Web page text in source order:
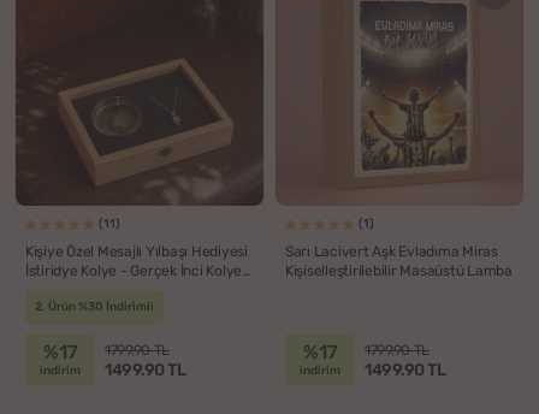
(11)
Kişiye Özel Mesajlı Yılbaşı Hediyesi
İstiridye Kolye - Gerçek İnci Kolye
2. Ürün %30 İndirimli
%17
indirim
1799.90 TL
1499.90 TL
(1)
Sarı Lacivert Aşk Evladıma Miras
Kişiselleştirilebilir Masaüstü Lamba
%17
indirim
1799.90 TL
1499.90 TL